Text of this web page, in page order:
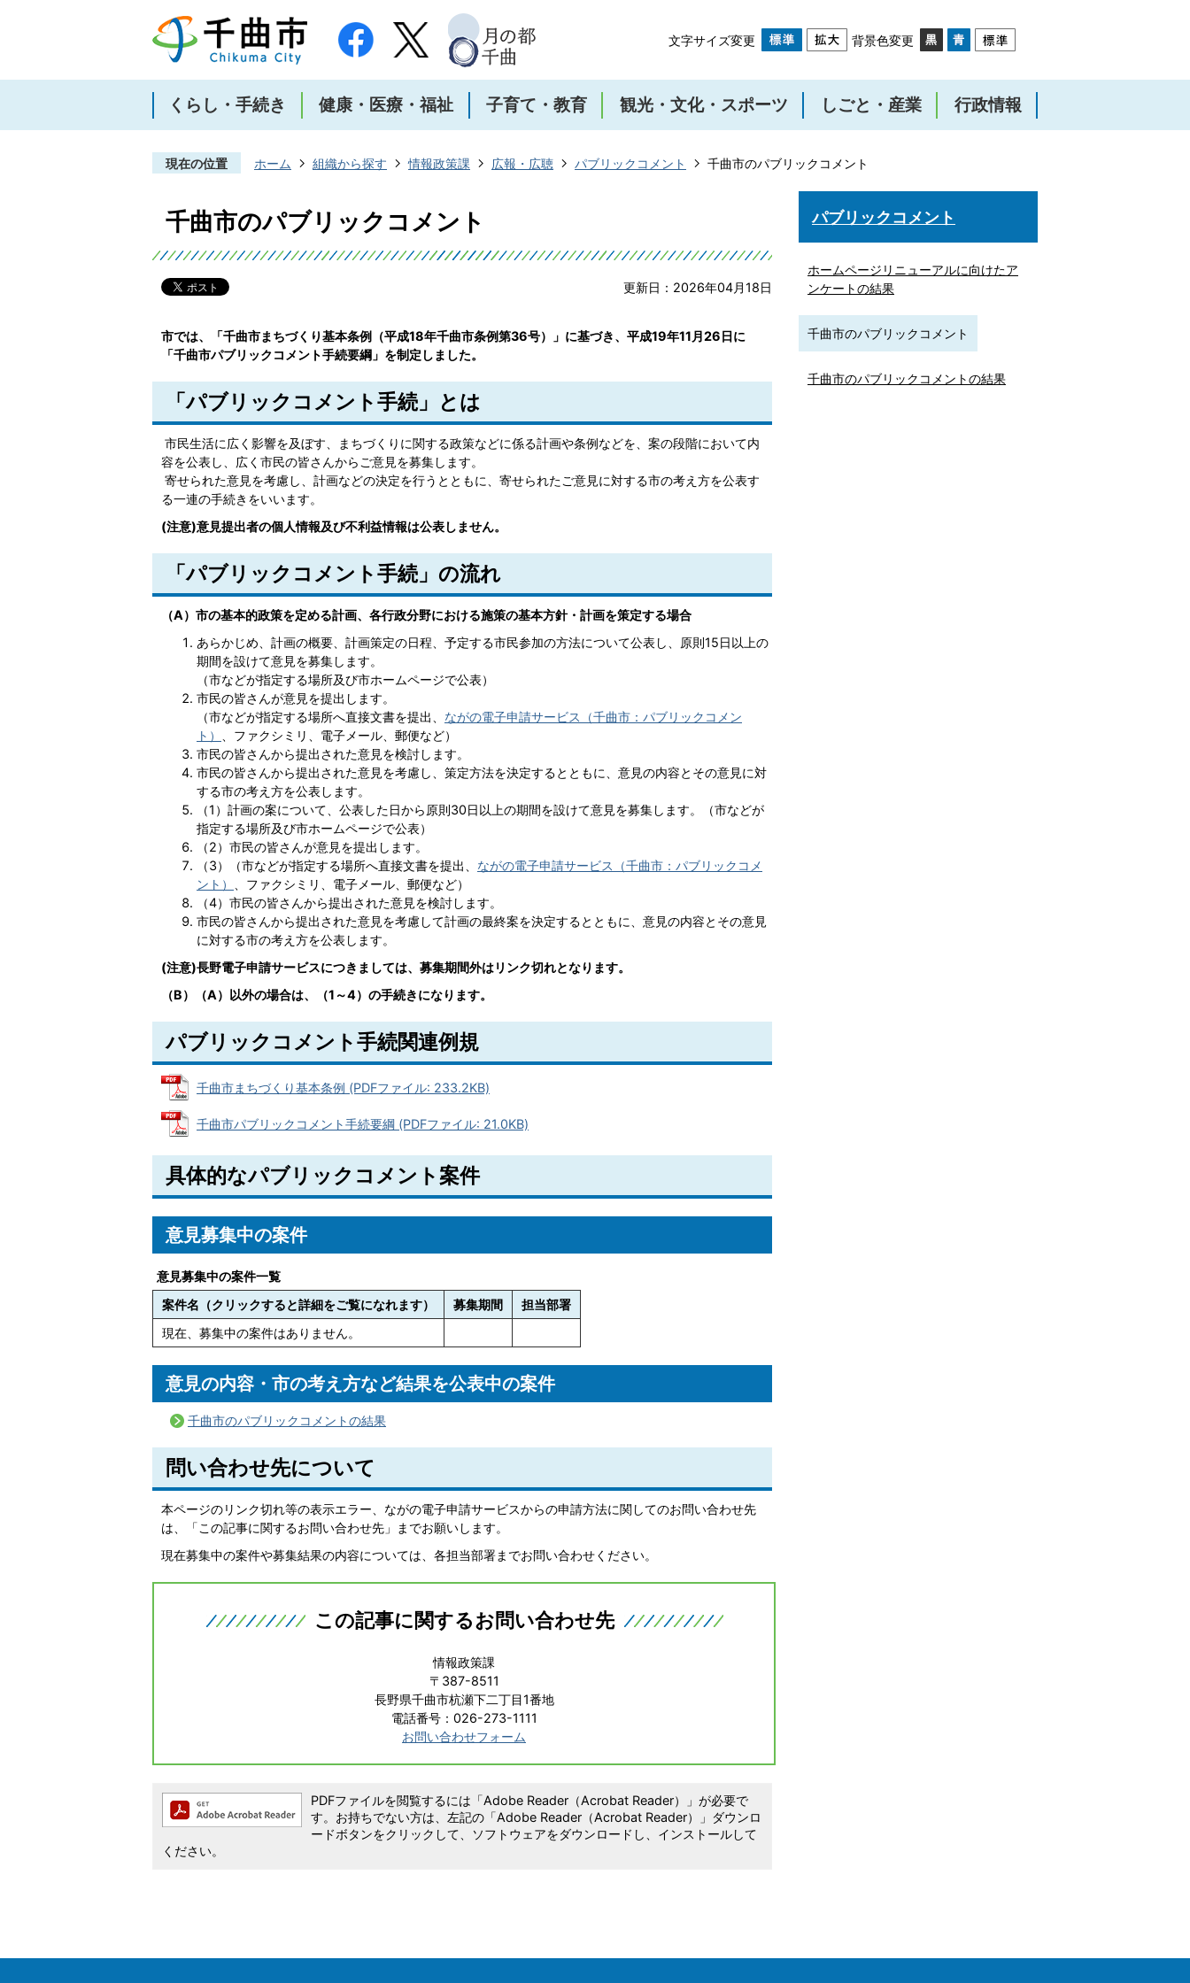
文字サイズ変更 背景色変更
くらし・手続き 健康・医療・福祉 子育て・教育 観光・文化・スポーツ しごと・産業 行政情報
現在の位置 ホーム 組織から探す 情報政策課 広報・広聴 パブリックコメント 千曲市のパブリックコメント
千曲市のパブリックコメント
更新日：2026年04月18日
市では、「千曲市まちづくり基本条例（平成18年千曲市条例第36号）」に基づき、平成19年11月26日に
「千曲市パブリックコメント手続要綱」を制定しました。
「パブリックコメント手続」とは
市民生活に広く影響を及ぼす、まちづくりに関する政策などに係る計画や条例などを、案の段階において内
容を公表し、広く市民の皆さんからご意見を募集します。
寄せられた意見を考慮し、計画などの決定を行うとともに、寄せられたご意見に対する市の考え方を公表す
る一連の手続きをいいます。
(注意)意見提出者の個人情報及び不利益情報は公表しません。
「パブリックコメント手続」の流れ
（A）市の基本的政策を定める計画、各行政分野における施策の基本方針・計画を策定する場合
あらかじめ、計画の概要、計画策定の日程、予定する市民参加の方法について公表し、原則15日以上の
期間を設けて意見を募集します。
（市などが指定する場所及び市ホームページで公表）
市民の皆さんが意見を提出します。
（市などが指定する場所へ直接文書を提出、 ながの電子申請サービス（千曲市：パブリックコメン
ト）
、ファクシミリ、電子メール、郵便など）
市民の皆さんから提出された意見を検討します。
市民の皆さんから提出された意見を考慮し、策定方法を決定するとともに、意見の内容とその意見に対
する市の考え方を公表します。
（1）計画の案について、公表した日から原則30日以上の期間を設けて意見を募集します。（市などが
指定する場所及び市ホームページで公表）
（2）市民の皆さんが意見を提出します。
（3）（市などが指定する場所へ直接文書を提出、 ながの電子申請サービス（千曲市：パブリックコメ
ント）
、ファクシミリ、電子メール、郵便など）
（4）市民の皆さんから提出された意見を検討します。
市民の皆さんから提出された意見を考慮して計画の最終案を決定するとともに、意見の内容とその意見
に対する市の考え方を公表します。
(注意)長野電子申請サービスにつきましては、募集期間外はリンク切れとなります。
（B）（A）以外の場合は、（1～4）の手続きになります。
パブリックコメント手続関連例規
千曲市まちづくり基本条例 (PDFファイル: 233.2KB)
千曲市パブリックコメント手続要綱 (PDFファイル: 21.0KB)
具体的なパブリックコメント案件
意見募集中の案件
意見募集中の案件一覧
案件名（クリックすると詳細をご覧になれます）
募集期間
担当部署
現在、募集中の案件はありません。
意見の内容・市の考え方など結果を公表中の案件
千曲市のパブリックコメントの結果
問い合わせ先について
本ページのリンク切れ等の表示エラー、ながの電子申請サービスからの申請方法に関してのお問い合わせ先
は、「この記事に関するお問い合わせ先」までお願いします。
現在募集中の案件や募集結果の内容については、各担当部署までお問い合わせください。
この記事に関するお問い合わせ先
情報政策課
〒387-8511
長野県千曲市杭瀬下二丁目1番地
電話番号：026-273-1111
お問い合わせフォーム
PDFファイルを閲覧するには「Adobe Reader（Acrobat Reader）」が必要で
す。お持ちでない方は、左記の「Adobe Reader（Acrobat Reader）」ダウンロ
ードボタンをクリックして、ソフトウェアをダウンロードし、インストールして
ください。
パブリックコメント
ホームページリニューアルに向けたア
ンケートの結果
千曲市のパブリックコメント
千曲市のパブリックコメントの結果